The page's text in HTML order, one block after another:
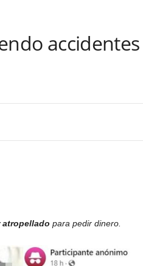
atropellado para pedir dinero.